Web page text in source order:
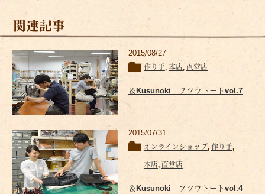
関連記事
2015/08/27
作り手, 本店, 直営店
＆Kusunoki フツウトートvol.7
2015/07/31
オンラインショップ, 作り手,
本店, 直営店
＆Kusunoki フツウトートvol.4